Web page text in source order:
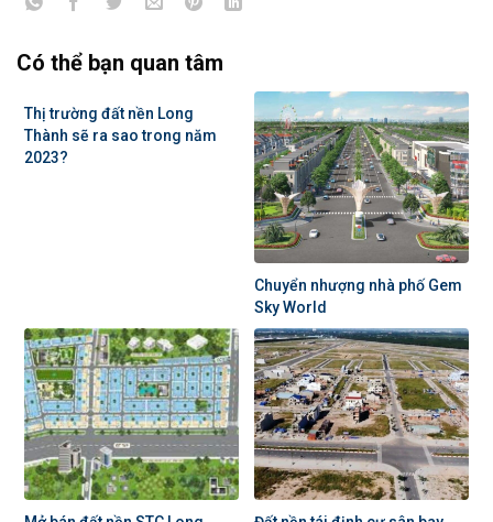
Có thể bạn quan tâm
Thị trường đất nền Long
Thành sẽ ra sao trong năm
2023?
Chuyển nhượng nhà phố Gem
Sky World